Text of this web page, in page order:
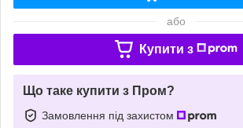
або
Купити з
Що таке купити з Пром?
Замовлення під захистом